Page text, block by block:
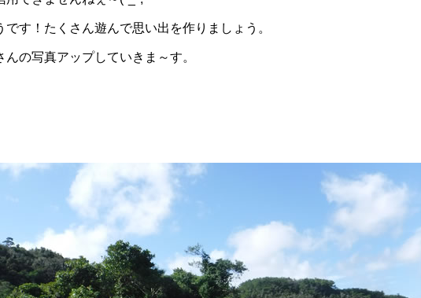
す！たくさん遊んで思い出を作りましょう。
の写真アップしていきま～す。